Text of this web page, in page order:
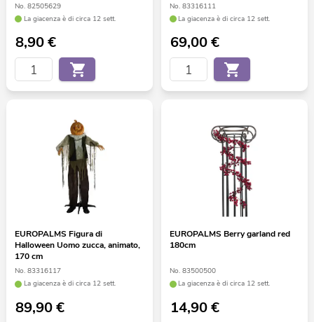
No. 82505629
La giacenza è di circa 12 sett.
8,90€
No. 83316111
La giacenza è di circa 12 sett.
69,00€
EUROPALMS Figura di
Halloween Uomo zucca, animato,
170 cm
No. 83316117
La giacenza è di circa 12 sett.
89,90€
EUROPALMS Berry garland red
180cm
No. 83500500
La giacenza è di circa 12 sett.
14,90€